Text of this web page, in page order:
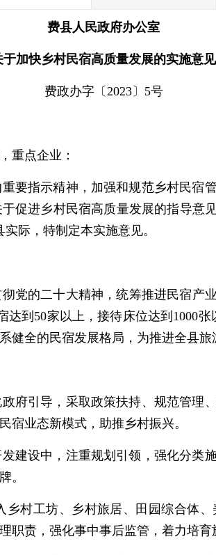
费县人民政府办公室
于加快乡村民宿高质量发展的实施意见
费政办字〔2023〕5号
重点企业：
要指示精神，加强和规范乡村民宿
促进乡村民宿高质量发展的指导意
际，特制定本实施意见。
党的二十大精神，统筹推进民宿产
到50家以上，接待床位达到1000
全的民宿发展格局，为推进全县旅
府引导，采取政策扶持、规范管
宿业态新模式，助推乡村振兴。
建设中，注重规划引领，强化分
。
乡村工坊、乡村旅居、田园综合体
责，强化事中事后监管，着力培育